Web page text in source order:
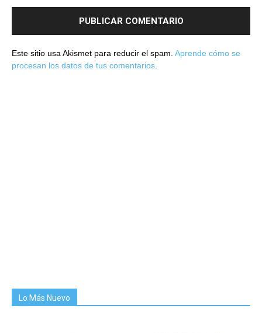
Este sitio usa Akismet para reducir el spam. Aprende cómo se
procesan los datos de tus comentarios.
Lo Más Nuevo